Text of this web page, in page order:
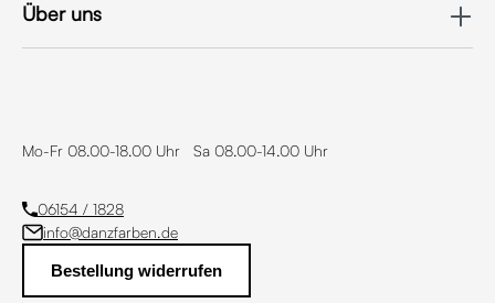
Mo-Fr 08.00-18.00 Uhr Sa 08.00-14.00 Uhr
06154 / 1828
info@danzfarben.de
Bestellung widerrufen
Über uns